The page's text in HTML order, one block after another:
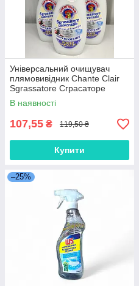
Універсальний очищувач
плямовивідник Chante Clair
Sgrassatore Сграсаторе
Лаванда ,600 мл
В наявності
107,55 ₴ 119,50 ₴
Купити
–25%